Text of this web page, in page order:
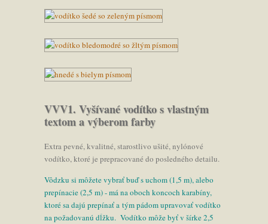
VVV1. Vyšívané vodítko s vlastným
textom a výberom farby
Extra pevné, kvalitné, starostlivo ušité, nylónové
vodítko, ktoré je prepracované do posledného detailu.
Vôdzku si môžete vybrať buď s uchom (1,5 m), alebo
prepínacie(2,5 m) - má na oboch koncoch karabíny,
ktoré sa dajú prepínať a tým pádom upravovať vodítko
na požadovanú dĺžku. Vodítko môže byť v šírke 2,5